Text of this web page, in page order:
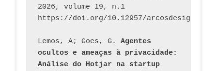
2026, volume 19, n.1
https://doi.org/10.12957/
Lemos, A; Goes, G. Agentes
ocultos e ameaças à privacidade:
Análise do Hotjar na startup